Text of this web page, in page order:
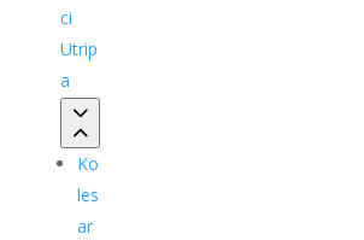
ci
Utrip
a
Ko
les
ar